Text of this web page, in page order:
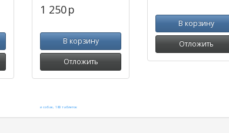
1 250p
В корзину
Отложить
В корзину
Отложить